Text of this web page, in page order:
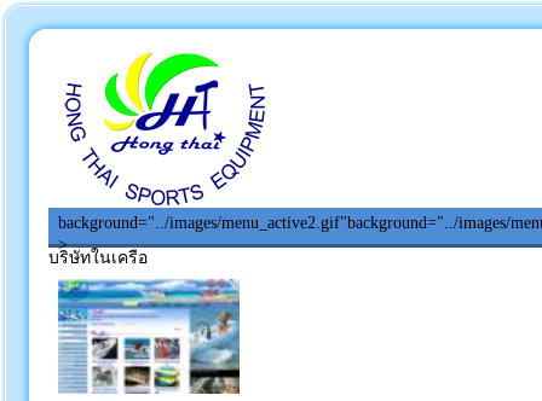
background="../images/menu_active2.gif"background="../images/
>
หน้าหลัก
บริษัทในเครือ